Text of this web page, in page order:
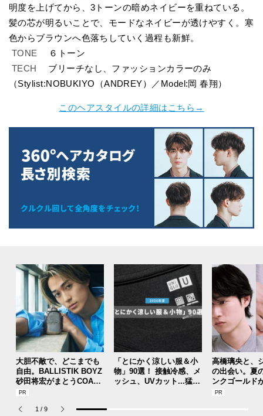
明度を上げてから、3トーンの暗めネイビーを重ねている。
髪の芯が明るいことで、モードなネイビーが透けやすく。寒
色からブラウンへ色落ちしていく過程も新鮮。
TONE
６トーン
TECH
ブリーチなし、ファッションカラーのみ
（Stylist:NOBUKIYO（ANDREY）／Model:岡 春翔）
このヘアスタイルの詳細はこちら→
大胆不敵で、どこまでも
自由。BALLISTIK BOYZ
砂田将宏がまとうCOACH
の新作フレグランス「コ
パルファム」
「とにかく涼しい服＆小
物」90選！ 接触冷感、メ
ッシュ、UVカット...猛暑
高橋璃央と、
の出会い。夏
ンクゴールド
SUMMER
1 / 9